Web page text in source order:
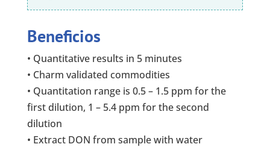
Beneficios
• Quantitative results in 5 minutes
• Charm validated commodities
• Quantitation range is 0.5 – 1.5 ppm for the
first dilution, 1 – 5.4 ppm for the second
dilution
• Extract DON from sample with water